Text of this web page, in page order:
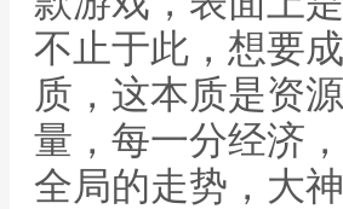
不止于此，想要
质，这本质是资
量，每一分经济
全局的走势，大